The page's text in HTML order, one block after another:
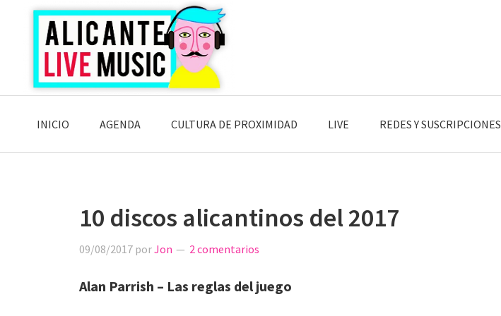
Saltar
navegación
principal
Saltar
contenido
principal
Saltar
lateral
principalINICIO AGENDA CULTURA DE PROXIMIDAD LIVE REDES Y SUSCRIPCIONES
10 discos alicantinos del 2017
09/08/2017 porJon 2 comentarios
Alan Parrish – Las reglas del juego